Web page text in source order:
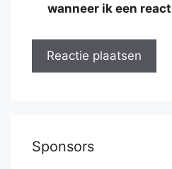
wanneer ik een
Sponsors